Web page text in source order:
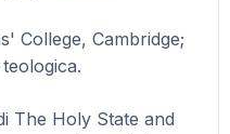
College, Cambridge;
The Holy State and